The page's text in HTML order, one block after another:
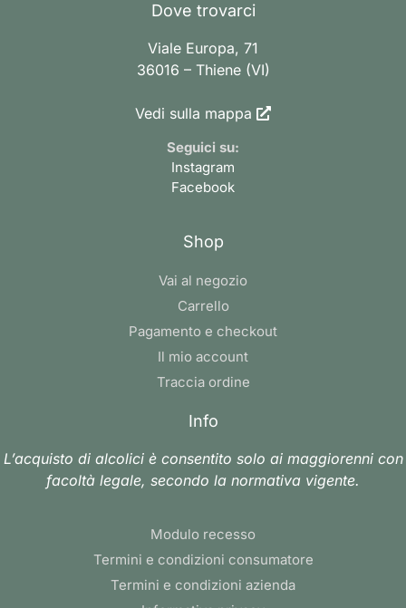
Dove trovarci
Viale Europa, 71
36016 – Thiene (VI)
Vedi sulla mappa
Seguici su:
Instagram
Facebook
Shop
Vai al negozio
Carrello
Pagamento e checkout
Il mio account
Traccia ordine
Info
L’acquisto di alcolici è consentito solo ai maggiorenni con
facoltà legale, secondo la normativa vigente.
Modulo recesso
Termini e condizioni consumatore
Termini e condizioni azienda